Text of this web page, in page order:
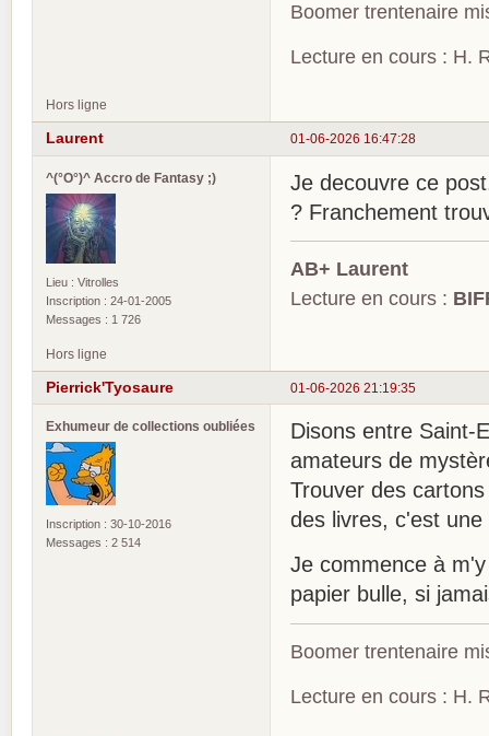
Boomer trentenaire
Lecture en cours : H.
Hors ligne
01-06-2026 16:47:28
Laurent
^(°O°)^ Accro de Fantasy ;)
Lieu : Vitrolles
Inscription : 24-01-2005
Messages : 1 726
Je decouvre ce
? Franchement
AB+ Laurent
Lecture en cours :
Hors ligne
01-06-2026 21:19:35
Pierrick'Tyosaure
Exhumeur de collections oubliées
Inscription : 30-10-2016
Messages : 2 514
Disons entre Saint-
amateurs de
Trouver des
des livres, c'est
Je commence à
papier bulle, si
Boomer trentenaire
Lecture en cours : H.